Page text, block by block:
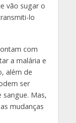
vão sugar o
lo
com
a malária e
além de
ser
Mas,
mudanças